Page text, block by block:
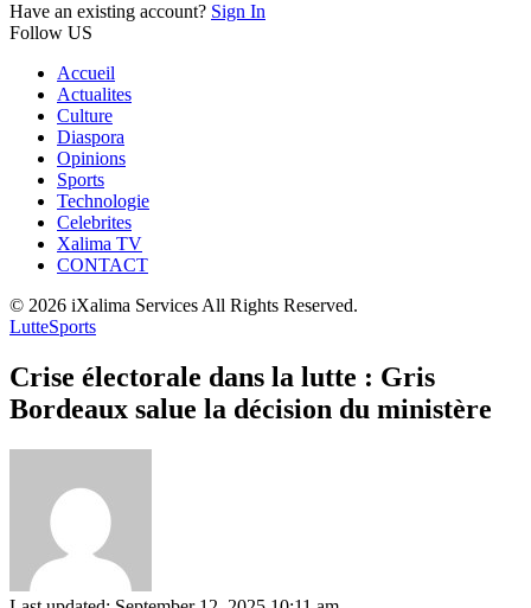
Have an existing account? Sign In
Follow US
Accueil
Actualites
Culture
Diaspora
Opinions
Sports
Technologie
Celebrites
Xalima TV
CONTACT
© 2026 iXalima Services All Rights Reserved.
LutteSports
Crise électorale dans la lutte : Gris
Bordeaux salue la décision du ministère